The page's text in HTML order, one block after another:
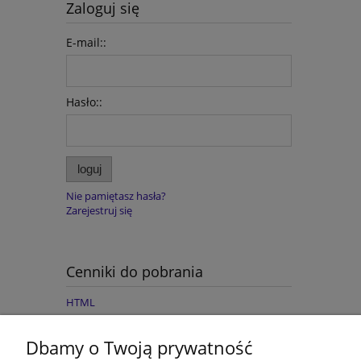
Zaloguj się
E-mail::
Hasło::
loguj
Nie pamiętasz hasła?
Zarejestruj się
Cenniki do pobrania
HTML
Dbamy o Twoją prywatność